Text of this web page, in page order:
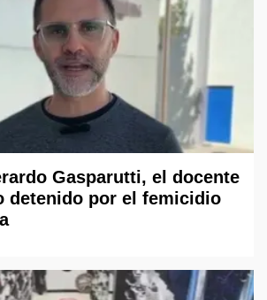
Gasparutti, el docente
detenido por el femicidio